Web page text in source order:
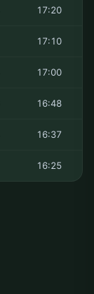
17:20
17:10
17:00
16:48
16:37
16:25